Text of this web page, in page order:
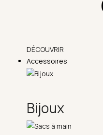
DÉCOUVRIR
Accessoires
Bijoux